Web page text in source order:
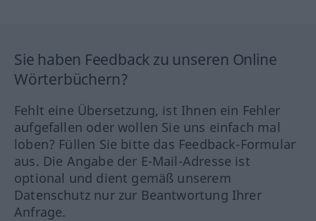
Sie haben Feedback zu unseren Online
Wörterbüchern?
Fehlt eine Übersetzung, ist Ihnen ein Fehler
aufgefallen oder wollen Sie uns einfach mal
loben? Füllen Sie bitte das Feedback-Formular
aus. Die Angabe der E-Mail-Adresse ist
optional und dient gemäß unserem
Datenschutz nur zur Beantwortung Ihrer
Anfrage.